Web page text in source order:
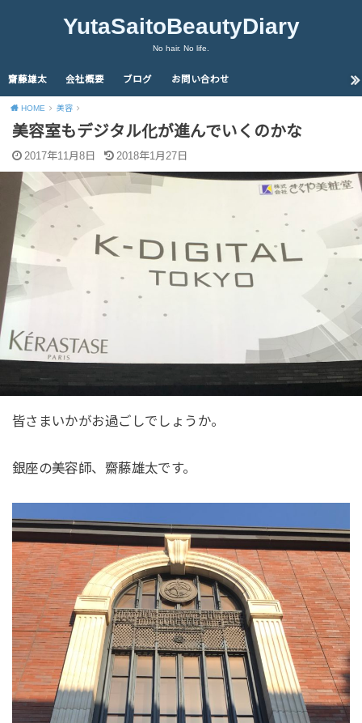
YutaSaitoBeautyDiary
No hair. No life.
齋藤雄太 会社概要 ブログ お問い合わせ
HOME 美容
美容室もデジタル化が進んでいくのかな
2017年11月8日 2018年1月27日
皆さまいかがお過ごしでしょうか。
銀座の美容師、齋藤雄太です。